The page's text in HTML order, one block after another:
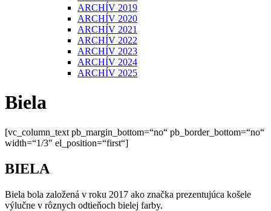
ARCHÍV 2019
ARCHÍV 2020
ARCHÍV 2021
ARCHÍV 2022
ARCHÍV 2023
ARCHÍV 2024
ARCHÍV 2025
Biela
[vc_column_text pb_margin_bottom=“no“ pb_border_bottom=“no“
width=“1/3″ el_position=“first“]
BIELA
Biela bola založená v roku 2017 ako značka prezentujúca košele
výlučne v rôznych odtieňoch bielej farby.